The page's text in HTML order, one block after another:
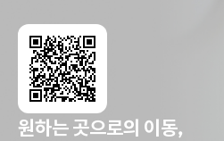
원하는 곳으로의 이동,